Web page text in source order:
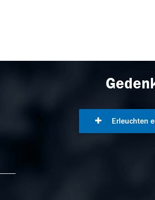
Erleuchten